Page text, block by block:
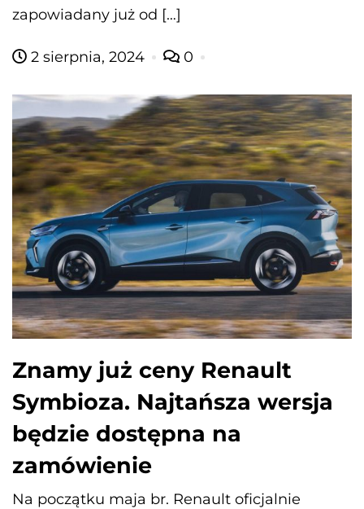
zapowiadany już od […]
2 sierpnia, 2024 0
Znamy już ceny Renault
Symbioza. Najtańsza wersja
będzie dostępna na
zamówienie
Na początku maja br. Renault oficjalnie